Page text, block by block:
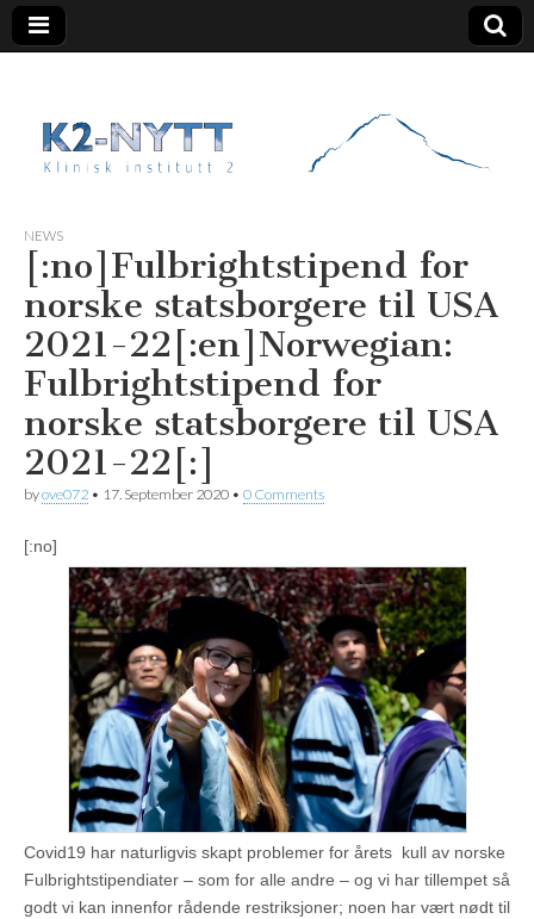
K2 Nytt
NEWS
[:no]Fulbrightstipend for
norske statsborgere til USA
2021-22[:en]Norwegian:
Fulbrightstipend for
norske statsborgere til USA
2021-22[:]
byove072 • 17. September 2020 • 0 Comments
[:no]
Covid19 har naturligvis skapt problemer for årets kull av norske
Fulbrightstipendiater – som for alle andre – og vi har tillempet så
godt vi kan innenfor rådende restriksjoner; noen har vært nødt til